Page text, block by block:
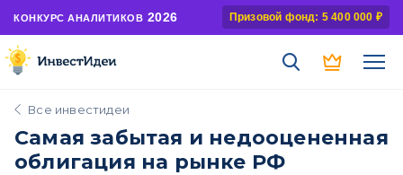
КОНКУРС АНАЛИТИКОВ 2026 Призовой фонд: 5 400 000 ₽
Все инвестидеи
Самая забытая и недооцененная
облигация на рынке РФ